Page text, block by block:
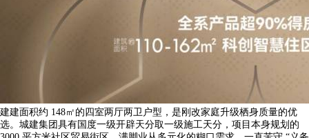
建建面积约 148㎡的四室两厅两卫户型，是刚改家庭升级栖身质量的优
选。城建集团具有国度一级开辟天分取一级施工天分，项目本身规划的